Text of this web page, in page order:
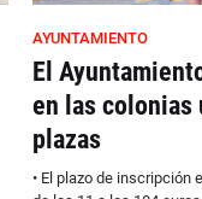
AYUNTAMIENTO
El
en las colonias
plazas
• El plazo de inscripción